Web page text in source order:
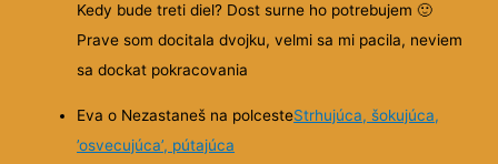
Kedy bude treti diel? Dost surne ho potrebujem🙂
Prave som docitala dvojku, velmi sa mi pacila, neviem
sa dockat pokracovania
Eva o Nezastaneš na polcesteStrhujúca, šokujúca,
’osvecujúca’, pútajúca